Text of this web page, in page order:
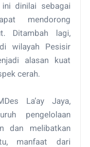
dinilai sebagai
mendorong
Ditambah lagi,
wilayah Pesisir
alasan kuat
cerah.
La’ay Jaya,
pengelolaan
dan melibatkan
manfaat dari